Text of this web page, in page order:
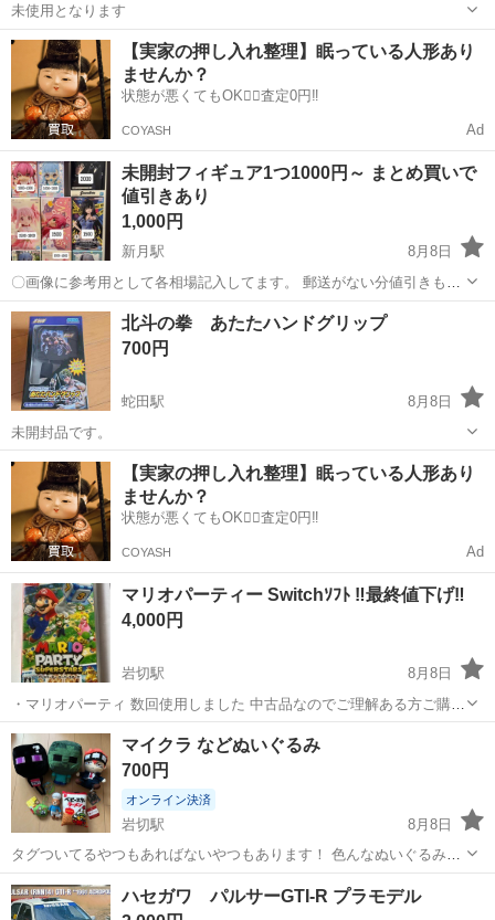
未使用となります
宮城 仙台市 テレビゲーム
【実家の押し入れ整理】眠っている人形あり
ませんか？
状態が悪くてもOK🙆‍♀️査定0円‼️
COYASH Ad
未開封フィギュア1つ1000円～ まとめ買いで
値引きあり
1,000円
新月駅
8月8日
〇画像に参考用として各相場記入してます。 郵送がない分値引きも強
めに設定させて頂きました！ 1個だけの購入でも通常の購入よりお安
くなってます！ 他の投稿の物と同時購入でのお値引も考えます お値引
の例) 1個:1000円 2...
宮城 気仙沼市 新月駅 フィギュア
北斗の拳 あたたハンドグリップ
700円
蛇田駅
8月8日
未開封品です。
宮城 石巻市 蛇田駅 パズル ハンドグリップ
【実家の押し入れ整理】眠っている人形あり
ませんか？
状態が悪くてもOK🙆‍♀️査定0円‼️
COYASH Ad
マリオパーティー Switchｿﾌﾄ ‼️最終値下げ‼️
4,000円
岩切駅
8月8日
・マリオパーティ 数回使用しました 中古品なのでご理解ある方ご購入
よろしくお願いします 近くまでとりにきてほしいです よろしくお願い
いたします🙇‍♀️
宮城 仙台市 岩切駅 パズル スイッチ
マイクラ などぬいぐるみ
700円
オンライン決済
岩切駅
8月8日
タグついてるやつもあればないやつもあります！ 色んなぬいぐるみの
まとめ売りになります☆ 近くまでとりにきてほしいです よろしくお願
いいたします🙇‍♀️
宮城 仙台市 岩切駅 おもちゃ
ハセガワ パルサーGTI-R プラモデル